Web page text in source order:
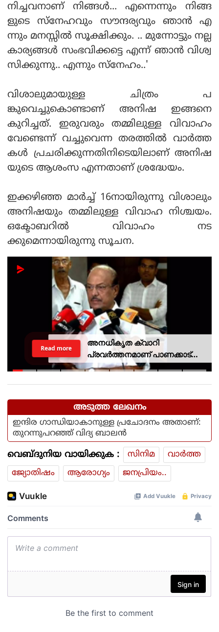
നിച്ചവനാണ് നിങ്ങൾ... എന്നെന്നും നിങ്ങ
ളുടെ സ്നേഹവും സൗന്ദര്യവും ഞാൻ എ
ന്നും മനസ്സിൽ സൂക്ഷിക്കും. .. മുന്നോട്ടും നല്ല
കാര്യങ്ങൾ സംഭവിക്കട്ടെ എന്ന് ഞാൻ വിശ്വ
സിക്കുന്നു.. എന്നും സ്നേഹം..'
വിശാലുമായുള്ള ചിത്രം പ
ങ്കുവെച്ചുകൊണ്ടാണ് അനിഷ ഇങ്ങനെ
കുറിച്ചത്. ഇരുവരും തമ്മിലുള്ള വിവാഹം
വേണ്ടെന്ന് വച്ചുവെന്ന തരത്തിൽ വാർത്ത
കൾ പ്രചരിക്കുന്നതിനിടെയിലാണ് അനിഷ
യുടെ ആശംസ എന്നതാണ് ശ്രദ്ധേയം.
ഇക്കഴിഞ്ഞ മാർച്ച് 16നായിരുന്നു വിശാലും
അനിഷയും തമ്മിലുള്ള വിവാഹ നിശ്ചയം.
ഒക്ടോബറിൽ വിവാഹം നട
ക്കുമെന്നായിരുന്നു സൂചന.
അനധികൃത ക്വാറി
പ്രവര്‍ത്തനമാണ് പാണക്കാട്
ഉരുള്‍പൊട്ടലിന്
Read more
അടുത്ത ലേഖനം
ഇന്ദിര ഗാന്ധിയാകാനുള്ള പ്രചോദനം അതാണ്:
തുറന്നുപറഞ്ഞ് വിദ്യ ബാലൻ
വെബ്ദുനിയ വായിക്കുക : സിനിമ
വാര്‍ത്ത
ജ്യോതിഷം
ആരോഗ്യം ജനപ്രിയം..